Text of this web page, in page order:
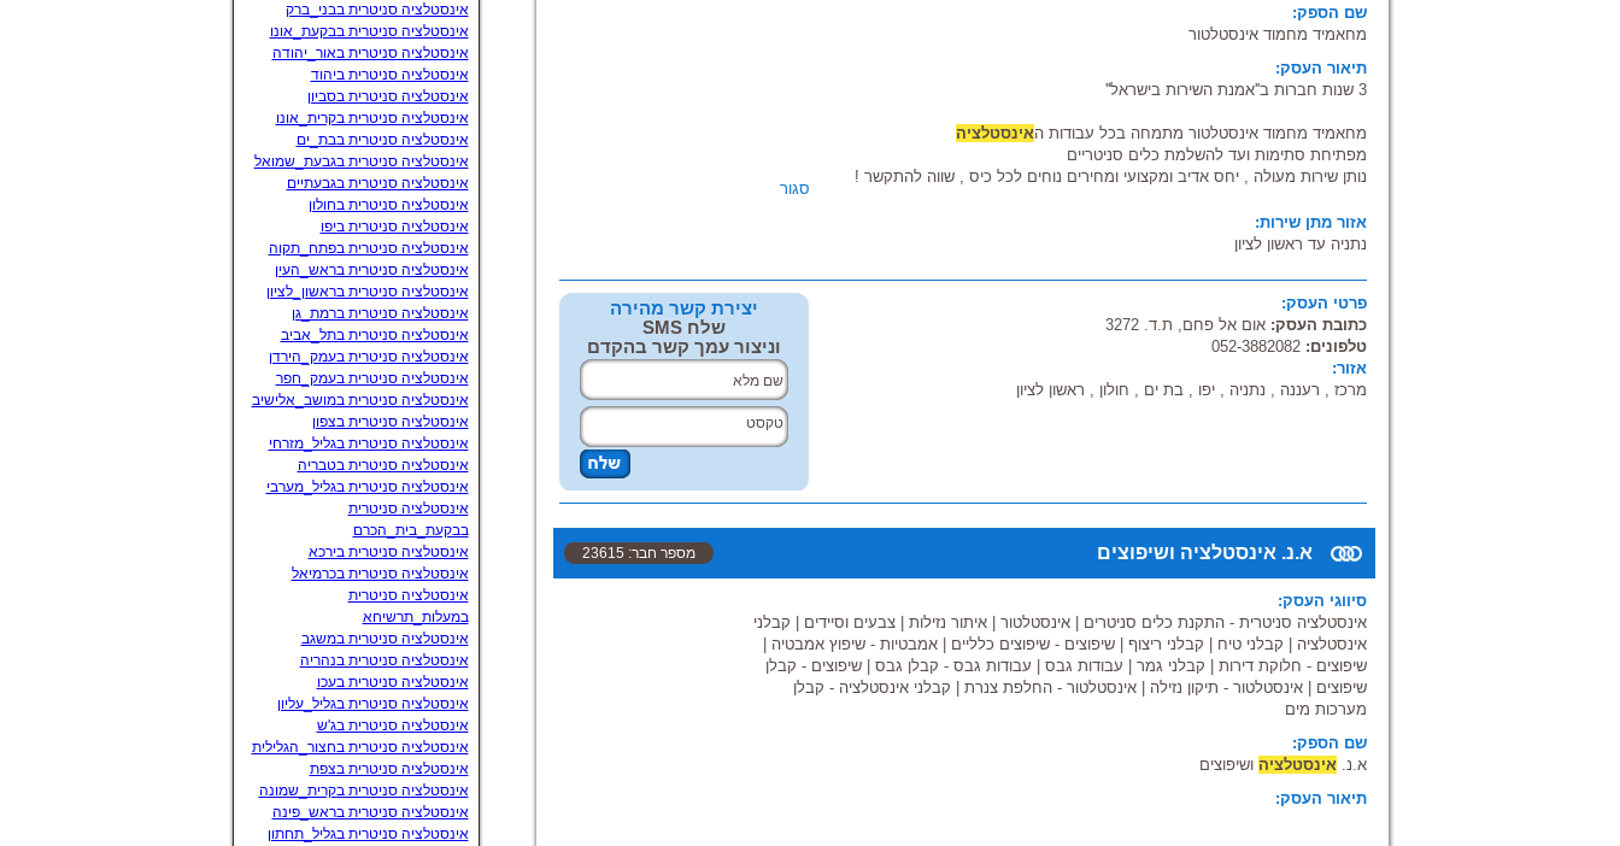
שם הספק:
מחאמיד מחמוד אינסטלטור
תיאור העסק:
3 שנות חברות ב''אמנת השירות בישראל''
מחאמיד מחמוד אינסטלטור מתמחה בכל עבודות האינסטלציה
מפתיחת סתימות ועד להשלמת כלים סניטריים
נותן שירות מעולה , יחס אדיב ומקצועי ומחירים נוחים לכל כיס , שווה להתקשר !
סגור
אזור מתן שירות:
נתניה עד ראשון לציון
פרטי העסק:
כתובת העסק: אום אל פחם, ת.ד. 3272
טלפונים: 052-3882082
אזור:
מרכז , רעננה , נתניה , יפו , בת ים , חולון , ראשון לציון
יצירת קשר מהירה
שלח SMS
וניצור עמך קשר בהקדם
א.נ. אינסטלציה ושיפוצים מספר חבר: 23615
סיווגי העסק:
אינסטלציה סניטרית - התקנת כלים סניטרים
אינסטלטור איתור נזילות צבעים וסיידים
קבלני
אינסטלציה
קבלני טיח קבלני ריצוף שיפוצים - שיפוצים כלליים אמבטיות - שיפוץ אמבטיה
שיפוצים - חלוקת דירות
קבלני גמר עבודות גבס עבודות גבס - קבלן גבס
שיפוצים - קבלן
שיפוצים
אינסטלטור - תיקון נזילה אינסטלטור - החלפת צנרת
קבלני אינסטלציה - קבלן
מערכות מים
שם הספק:
א.נ. אינסטלציה ושיפוצים
תיאור העסק:
אינסטלציה סניטרית בבני_ברק
אינסטלציה סניטרית בבקעת_אונו
אינסטלציה סניטרית באור_יהודה
אינסטלציה סניטרית ביהוד
אינסטלציה סניטרית בסביון
אינסטלציה סניטרית בקרית_אונו
אינסטלציה סניטרית בבת_ים
אינסטלציה סניטרית בגבעת_שמואל
אינסטלציה סניטרית בגבעתיים
אינסטלציה סניטרית בחולון
אינסטלציה סניטרית ביפו
אינסטלציה סניטרית בפתח_תקוה
אינסטלציה סניטרית בראש_העין
אינסטלציה סניטרית בראשון_לציון
אינסטלציה סניטרית ברמת_גן
אינסטלציה סניטרית בתל_אביב
אינסטלציה סניטרית בעמק_הירדן
אינסטלציה סניטרית בעמק_חפר
אינסטלציה סניטרית במושב_אלישיב
אינסטלציה סניטרית בצפון
אינסטלציה סניטרית בגליל_מזרחי
אינסטלציה סניטרית בטבריה
אינסטלציה סניטרית בגליל_מערבי
אינסטלציה סניטרית
בבקעת_בית_הכרם
אינסטלציה סניטרית בירכא
אינסטלציה סניטרית בכרמיאל
אינסטלציה סניטרית
במעלות_תרשיחא
אינסטלציה סניטרית במשגב
אינסטלציה סניטרית בנהריה
אינסטלציה סניטרית בעכו
אינסטלציה סניטרית בגליל_עליון
אינסטלציה סניטרית בג'ש
אינסטלציה סניטרית בחצור_הגלילית
אינסטלציה סניטרית בצפת
אינסטלציה סניטרית בקרית_שמונה
אינסטלציה סניטרית בראש_פינה
אינסטלציה סניטרית בגליל_תחתון